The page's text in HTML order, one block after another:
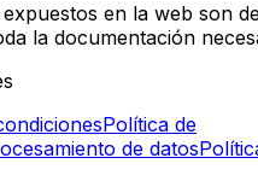
en la web son
la documentación
Política de
de datos